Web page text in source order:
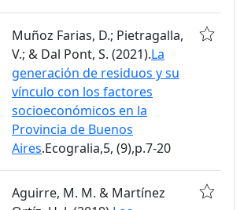
Muñoz Farias, D.; Pietragalla,
V.; & Dal Pont, S. (2021).La
generación de residuos y su
vínculo con los factores
socioeconómicos en la
Provincia de Buenos
Aires.Ecogralia,5, (9),p.7-20
Aguirre, M. M. & Martínez